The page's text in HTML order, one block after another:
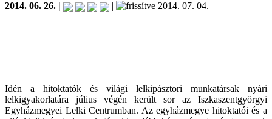
2014. 06. 26. | | 2014. 07. 04.
Idén a hitoktatók és világi lelkipásztori munkatársak nyári
lelkigyakorlatára július végén került sor az Iszkaszentgyörgyi
Egyházmegyei Lelki Centrumban. Az egyházmegye hitoktatói és a